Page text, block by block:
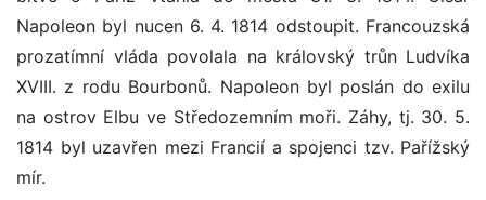
Napoleon byl nucen 6. 4. 1814 odstoupit. Francouzská
prozatímní vláda povolala na královský trůn Ludvíka
XVIII. z rodu Bourbonů. Napoleon byl poslán do exilu
na ostrov Elbu ve Středozemním moři. Záhy, tj. 30. 5.
1814 byl uzavřen mezi Francií a spojenci tzv. Pařížský
mír.